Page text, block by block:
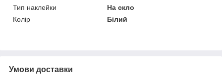
Тип наклейки
На скло
Колір
Білий
Умови доставки